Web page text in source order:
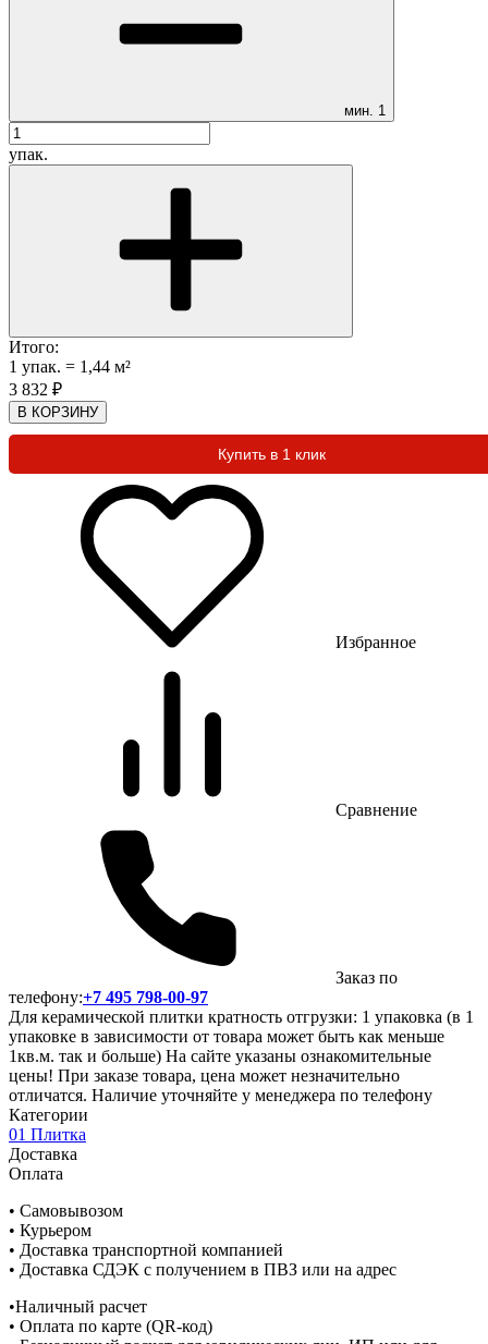
мин. 1
упак.
Итого:
1 упак. = 1,44 м²
3 832 ₽
В КОРЗИНУ
Купить в 1 клик
Избранное
Сравнение
Заказ по
телефону:+7 495 798-00-97
Для керамической плитки кратность отгрузки: 1 упаковка (в 1
упаковке в зависимости от товара может быть как меньше
1кв.м. так и больше) На сайте указаны ознакомительные
цены! При заказе товара, цена может незначительно
отличатся. Наличие уточняйте у менеджера по телефону
Категории
01 Плитка
Доставка
Оплата
• Самовывозом
• Курьером
• Доставка транспортной компанией
• Доставка СДЭК с получением в ПВЗ или на адрес
•Наличный расчет
• Оплата по карте (QR-код)